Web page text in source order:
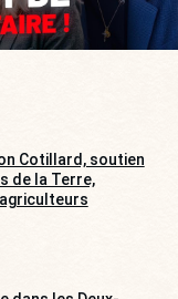
Cotillard, soutien
de la Terre,